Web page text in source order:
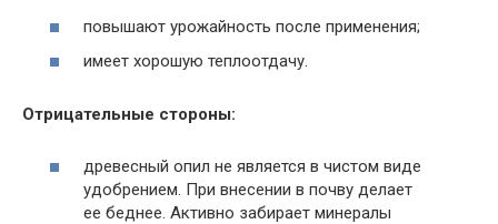
повышают урожайность после применения;
имеет хорошую теплоотдачу.
Отрицательные стороны:
древесный опил не является в чистом виде
удобрением. При внесении в почву делает
ее беднее. Активно забирает минералы